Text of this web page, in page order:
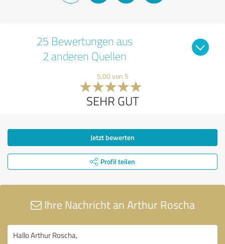
25 Bewertungen aus
2 anderen Quellen
5,00 von 5
SEHR GUT
Jetzt bewerten
Profil teilen
Ihre Nachricht an Arthur Roscha